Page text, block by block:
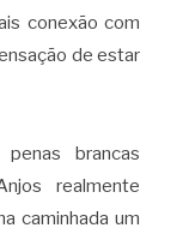
conexão com
de estar
brancas
realmente
caminhada um